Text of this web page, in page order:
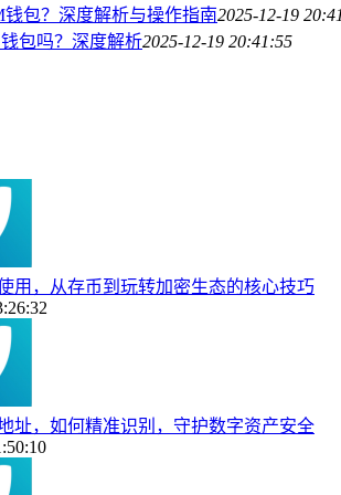
钱包？深度解析与操作指南2025-12-19
包吗？深度解析2025-12-19 20:41:55
用，从存币到玩转加密生态的核心技巧
址，如何精准识别，守护数字资产安全